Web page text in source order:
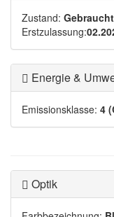
Zustand:
Erstzulassung:
Energie &
Emissionsklasse: 4
Optik